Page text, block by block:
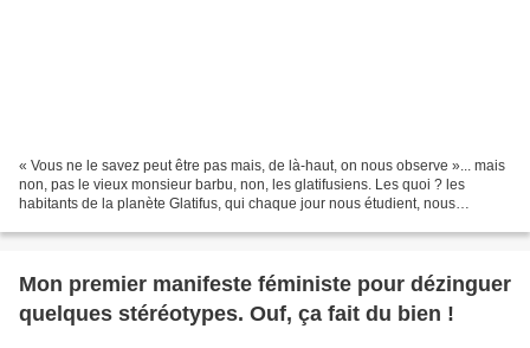
« Vous ne le savez peut être pas mais, de là-haut, on nous observe »... mais
non, pas le vieux monsieur barbu, non, les glatifusiens. Les quoi ? les
habitants de la planète Glatifus, qui chaque jour nous étudient, nous
Mon premier manifeste féministe pour dézinguer
quelques stéréotypes. Ouf, ça fait du bien !